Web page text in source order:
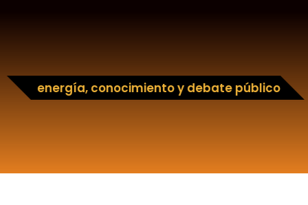
energía, conocimiento y debate público